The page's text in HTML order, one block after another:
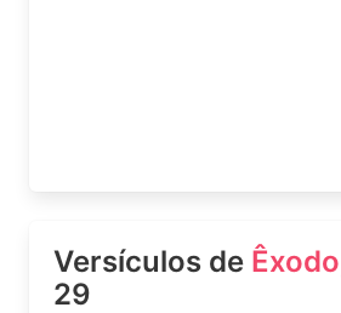
Versículos de Êxodo
29